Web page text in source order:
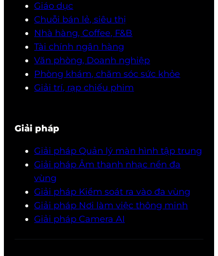
Giáo dục
Chuỗi bán lẻ, siêu thị
Nhà hàng, Coffee, F&B
Tài chính ngân hàng
Văn phòng, Doanh nghiệp
Phòng khám, chăm sóc sức khỏe
Giải trí, rạp chiếu phim
Giải pháp
Giải pháp Quản lý màn hình tập trung
Giải pháp Âm thanh nhạc nền đa
vùng
Giải pháp Kiểm soát ra vào đa vùng
Giải pháp Nơi làm việc thông minh
Giải pháp Camera AI